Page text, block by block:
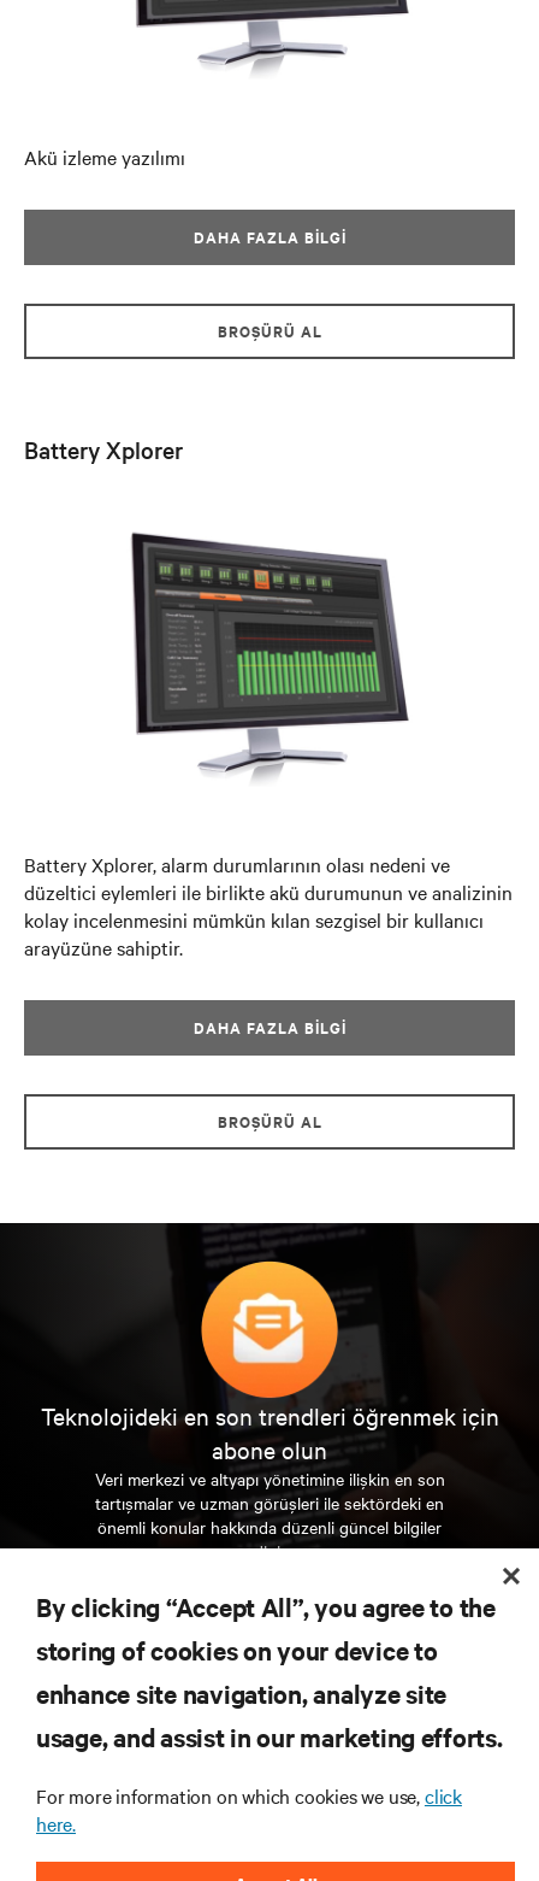
Akü izleme yazılımı
DAHA FAZLA BILGI
BROŞÜRÜ AL
Battery Xplorer
Battery Xplorer, alarm durumlarının olası nedeni ve
düzeltici eylemleri ile birlikte akü durumunun ve analizinin
kolay incelenmesini mümkün kılan sezgisel bir kullanıcı
arayüzüne sahiptir.
DAHA FAZLA BILGI
BROŞÜRÜ AL
Teknolojideki en son trendleri öğrenmek için
abone olun
Veri merkezi ve altyapı yönetimine ilişkin en son
tartışmalar ve uzman görüşleri ile sektördeki en
önemli konular hakkında düzenli güncel bilgiler
edinin.
ŞİMDİ KAYDOLUN
KAYNAKLAR
KURUMSAL
By clicking “Accept All”, you agree to the
storing of cookies on your device to
enhance site navigation, analyze site
usage, and assist in our marketing efforts.
For more information on which cookies we use,click
here.